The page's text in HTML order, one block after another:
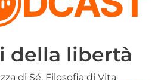
della libertà
di Sé, Filosofia di Vita